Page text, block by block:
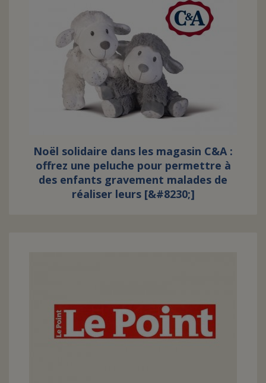
Noël solidaire dans les magasin C&A :
offrez une peluche pour permettre à
des enfants gravement malades de
réaliser leurs [&#8230;]